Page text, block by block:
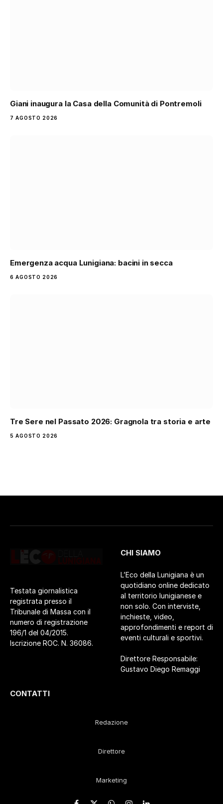
Giani inaugura la Casa della Comunità di Pontremoli
7 AGOSTO 2026
Emergenza acqua Lunigiana: bacini in secca
6 AGOSTO 2026
Tre Sere nel Passato 2026: Gragnola tra storia e arte
5 AGOSTO 2026
Testata giornalistica
registrata presso il
Tribunale di Massa con il
numero di registrazione
196/1 del 04/2015.
Iscrizione ROC. N. 36086.
CHI SIAMO
L’Eco della Lunigiana è un
quotidiano online dedicato
al territorio lunigianese e
non solo. Con interviste,
inchieste, video,
approfondimenti e report di
eventi culturali e sportivi.
Direttore Responsabile:
Gustavo Diego Remaggi
CONTATTI
Redazione
Direttore
Marketing